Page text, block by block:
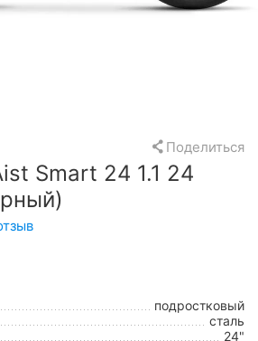
Поделиться
Smart 24 1.1 24
подростковый
сталь
24"